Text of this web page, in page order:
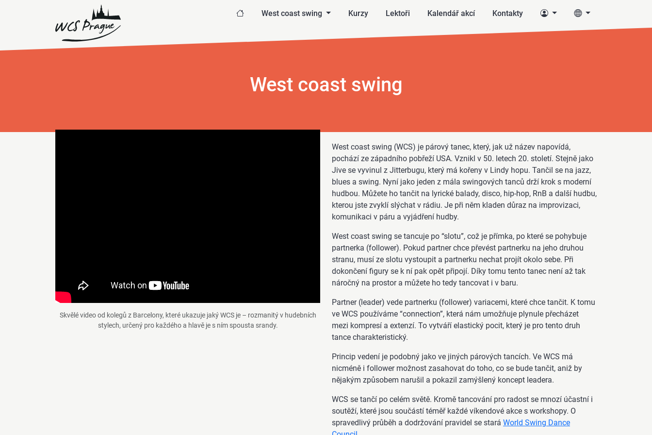
West coast swing Kurzy Lektoři Kalendář akcí Kontakty
West coast swing
Skvělé video od kolegů z Barcelony, které ukazuje jaký WCS je – rozmanitý v hudebních
stylech, určený pro každého a hlavě je s ním spousta srandy.
West coast swing (WCS) je párový tanec, který, jak už název napovídá,
pochází ze západního pobřeží USA. Vznikl v 50. letech 20. století. Stejně jako
Jive se vyvinul z Jitterbugu, který má kořeny v Lindy hopu. Tančil se na jazz,
blues a swing. Nyní jako jeden z mála swingových tanců drží krok s moderní
hudbou. Můžete ho tančit na lyrické balady, disco, hip-hop, RnB a další hudbu,
kterou jste zvyklí slýchat v rádiu. Je při něm kladen důraz na improvizaci,
komunikaci v páru a vyjádření hudby.
West coast swing se tancuje po “slotu”, což je přímka, po které se pohybuje
partnerka (follower). Pokud partner chce převést partnerku na jeho druhou
stranu, musí ze slotu vystoupit a partnerku nechat projít okolo sebe. Při
dokončení figury se k ní pak opět připojí. Díky tomu tento tanec není až tak
náročný na prostor a můžete ho tedy tancovat i v baru.
Partner (leader) vede partnerku (follower) variacemi, které chce tančit. K tomu
ve WCS používáme “connection”, která nám umožňuje plynule přecházet
mezi kompresí a extenzí. To vytváří elastický pocit, který je pro tento druh
tance charakteristický.
Princip vedení je podobný jako ve jiných párových tancích. Ve WCS má
nicméně i follower možnost zasahovat do toho, co se bude tančit, aniž by
nějakým způsobem narušil a pokazil zamýšlený koncept leadera.
WCS se tančí po celém světě. Kromě tancování pro radost se mnozí účastní i
soutěží, které jsou součástí téměř každé víkendové akce s workshopy. O
spravedlivý průběh a dodržování pravidel se stará World Swing Dance